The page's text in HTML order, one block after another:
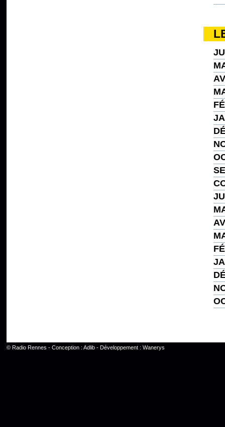
© Radio Rennes - Conception : Adlib- Développement : Wanerys